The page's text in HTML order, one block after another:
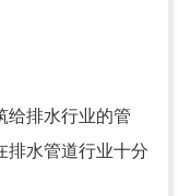
排水行业的管
排水管道行业十分